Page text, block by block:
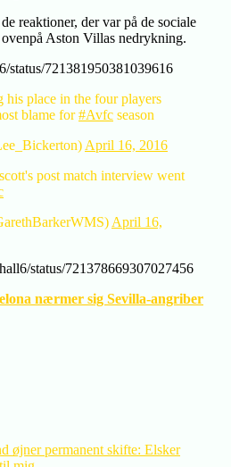
reaktioner, der var på de sociale
Aston Villas nedrykning.
status/721381950381039616
place in the four players
blame for#Avfc season
April 16, 2016
post match interview went
April 16,
status/721378669307027456
nærmer sig Sevilla-angriber
øjner permanent skifte: Elsker